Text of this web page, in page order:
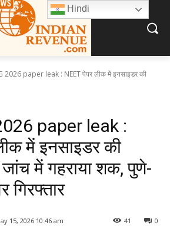
2026 paper leak : NEET पेपर लीक में इनसाइडर की
paper leak :
में इनसाइडर की
में गहराया शक, पुणे-
15, 2026 10:46 am 0
41
Hindi